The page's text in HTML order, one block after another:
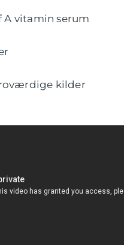
A vitamin serum
kilder